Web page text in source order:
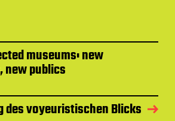
museums: new
new publics
des voyeuristischen Blicks